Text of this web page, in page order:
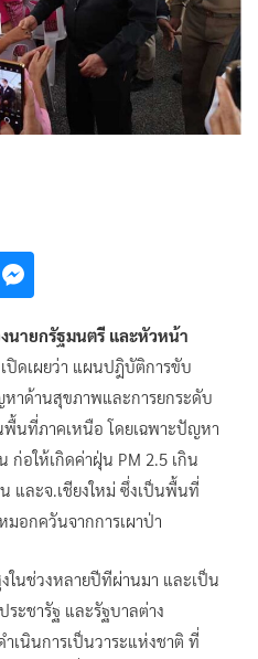
นายกรัฐมนตรี และหัวหน้า
เปิดเผยว่า แผนปฎิบัติการขับ
าด้านสุขภาพและการยกระดับ
นที่ภาคเหนือ โดยเฉพาะปัญหา
ก่อให้เกิดค่าฝุ่น PM 2.5 เกิน
และจ.เชียงใหม่ ซึ่งเป็นพื้นที่
อกควันจากการเผาป่า
ในช่วงหลายปีทีผ่านมา และเป็น
ะชารัฐ และรัฐบาลต่าง
เนินการเป็นวาระแห่งชาติ ที่